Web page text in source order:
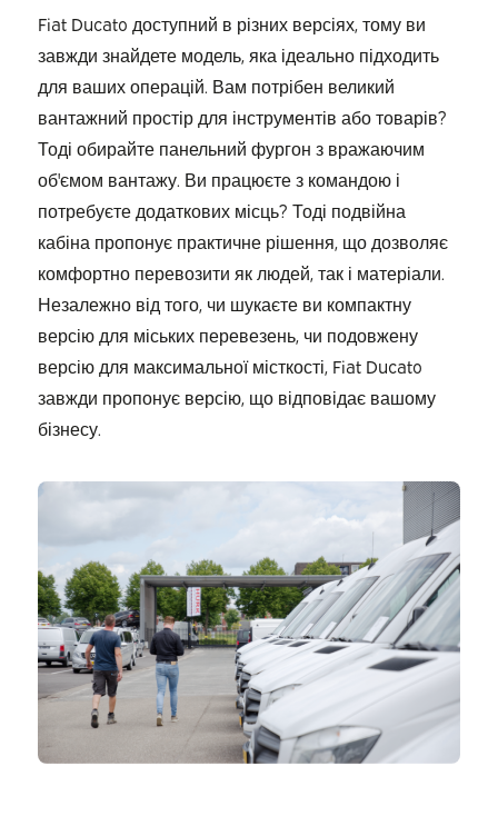
Fiat Ducato доступний в різних версіях, тому ви
завжди знайдете модель, яка ідеально підходить
для ваших операцій. Вам потрібен великий
вантажний простір для інструментів або товарів?
Тоді обирайте панельний фургон з вражаючим
об'ємом вантажу. Ви працюєте з командою і
потребуєте додаткових місць? Тоді подвійна
кабіна пропонує практичне рішення, що дозволяє
комфортно перевозити як людей, так і матеріали.
Незалежно від того, чи шукаєте ви компактну
версію для міських перевезень, чи подовжену
версію для максимальної місткості, Fiat Ducato
завжди пропонує версію, що відповідає вашому
бізнесу.